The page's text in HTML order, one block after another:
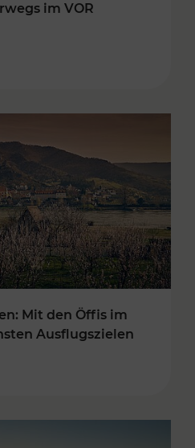
im VOR
Mit den Öffis im
Ausflugszielen